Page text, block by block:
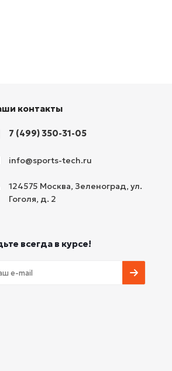
контакты
7 (499) 350-31-05
info@sports-tech.ru
124575 Москва, Зеленоград, ул.
Гоголя, д. 2
всегда в курсе!